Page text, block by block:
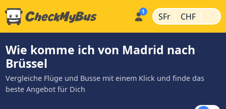
SFr | CHF |
Wie komme ich von Madrid nach
Brüssel
Vergleiche Flüge und Busse mit einem Klick und finde das
beste Angebot für Dich